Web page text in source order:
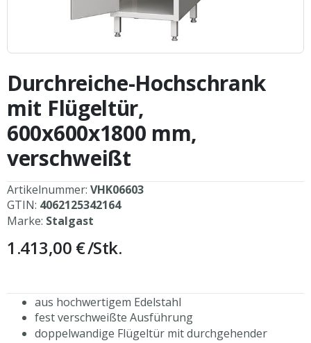
Anfang
der
Bildergalerie
springen
Durchreiche-Hochschrank
mit Flügeltür,
600x600x1800 mm,
verschweißt
Artikelnummer: VHK06603
GTIN: 4062125342164
Marke: Stalgast
1.413,00 €/Stk.
aus hochwertigem Edelstahl
fest verschweißte Ausführung
doppelwandige Flügeltür mit durchgehender